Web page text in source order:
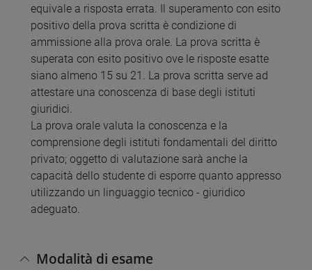
equivale a risposta errata. Il superamento con esito
positivo della prova scritta è condizione di
ammissione alla prova orale. La prova scritta è
superata con esito positivo ove le risposte esatte
siano almeno 15 su 21. La prova scritta serve ad
attestare una conoscenza di base degli istituti
giuridici.
La prova orale valuta la conoscenza e la
comprensione degli istituti fondamentali del diritto
privato; oggetto di valutazione sarà anche la
capacità dello studente di esporre quanto appresso
utilizzando un linguaggio tecnico - giuridico
adeguato.
Modalità di esame